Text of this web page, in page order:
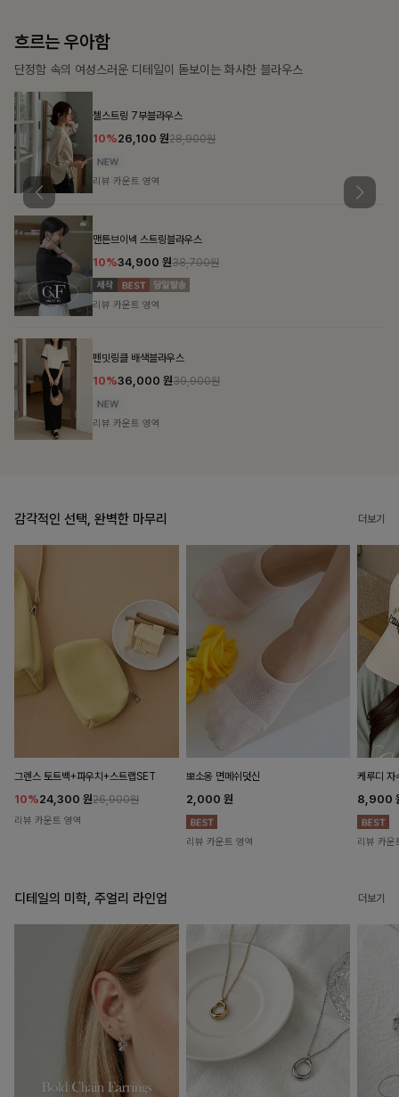
가벼운 계절감
탄탄한 소재와 깔끔한 핏, 매일 손이 가는 데일리 티셔츠
15,300
20,700
리뷰 카운트 영역
16,200 17,900원
감각적인 선택, 완벽한 마무리 더보기
그렌스 토트백+파우치+스트랩SET
10%24,300 원26,900원
리뷰 카운트 영역
뽀소옹 면메쉬덧신
2,000 원
리뷰 카운트 영역
케루디 자
8,900
리뷰 카운
디테일의 미학, 주얼리 라인업 더보기